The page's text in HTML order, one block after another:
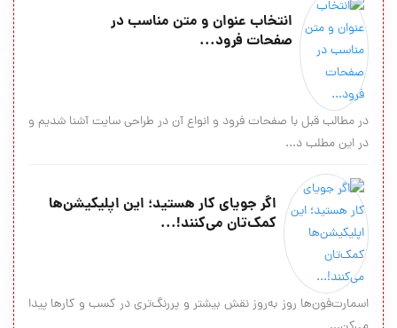
انتخاب عنوان و متن مناسب در
صفحات فرود...
در مطالب قبل با صفحات فرود و انواع آن در طراحی سایت آشنا شدیم و
در این مطلب د...
اگر جویای کار هستید؛ این اپلیکیشن‌ها
کمک‌تان می‌کنند!...
اسمارت‌فون‌ها روز به‌روز نقش بیشتر و پررنگ‌تری در کسب و کارها پیدا